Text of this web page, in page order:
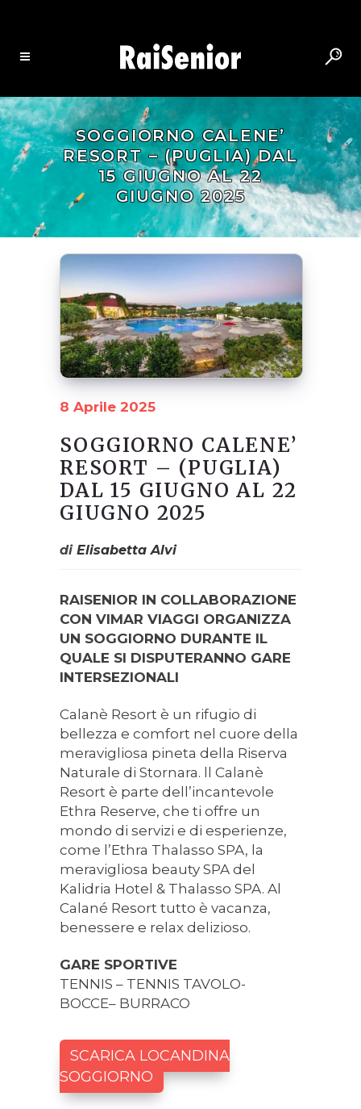
SOGGIORNO CALENE’
RESORT – (PUGLIA) DAL
15 GIUGNO AL 22
GIUGNO 2025
8 Aprile 2025
SOGGIORNO CALENE’
RESORT – (PUGLIA)
DAL 15 GIUGNO AL 22
GIUGNO 2025
diElisabetta Alvi
RAISENIOR IN COLLABORAZIONE
CON VIMAR VIAGGI ORGANIZZA
UN SOGGIORNO DURANTE IL
QUALE SI DISPUTERANNO GARE
INTERSEZIONALI
Calanè Resort è un rifugio di
bellezza e comfort nel cuore della
meravigliosa pineta della Riserva
Naturale di Stornara. ll Calanè
Resort è parte dell’incantevole
Ethra Reserve, che ti offre un
mondo di servizi e di esperienze,
come l’Ethra Thalasso SPA, la
meravigliosa beauty SPA del
Kalidria Hotel & Thalasso SPA. Al
Calané Resort tutto è vacanza,
benessere e relax delizioso.
GARE SPORTIVE
TENNIS – TENNIS TAVOLO-
BOCCE– BURRACO
SCARICA LOCANDINA
SOGGIORNO